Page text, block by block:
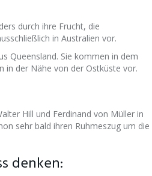
durch ihre Frucht, die
in Australien vor.
Queensland. Sie kommen in dem
in der Nähe von der Ostküste vor.
Hill und Ferdinand von Müller in
sehr bald ihren Ruhmeszug um die
denken: